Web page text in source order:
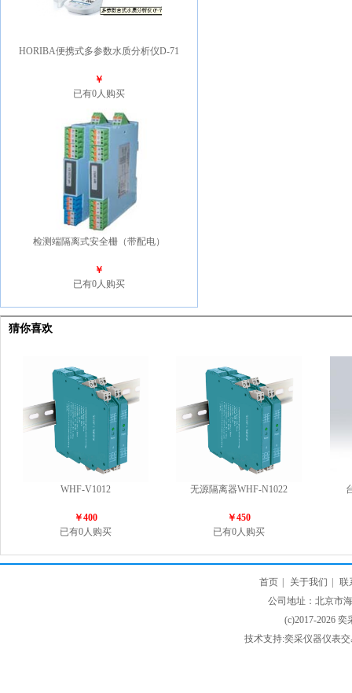
HORIBA便携式多参数水质分析仪D-71
￥
已有0人购买
检测端隔离式安全栅（带配电）
￥
已有0人购买
猜你喜欢
WHF-V1012
￥400
已有0人购买
无源隔离器WHF-N1022
￥450
已有0人购买
首页 关于我们
联
公司地址：北京市
(c)2017-2026
技术支持:奕采仪器仪表